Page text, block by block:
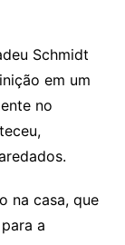
Schmidt
em um
no
na casa, que
a